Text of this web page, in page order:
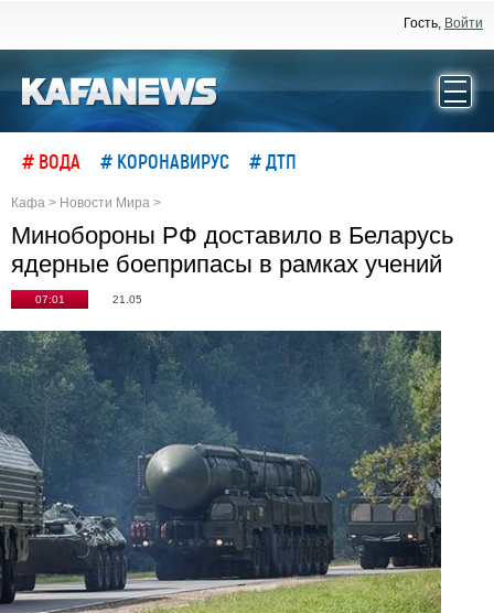
Гость, Войти
# ВОДА # КОРОНАВИРУС # ДТП
Кафа > Новости Мира >
Минобороны РФ доставило в Беларусь
ядерные боеприпасы в рамках учений
07:01 21.05